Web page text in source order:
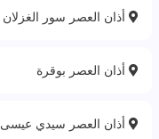
أذان العصر سور الغزلان
أذان العصر بوقرة
أذان العصر سيدي عيسى